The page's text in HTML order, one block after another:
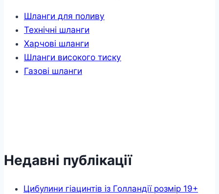
Шланги для поливу
Технічні шланги
Харчові шланги
Шланги високого тиску
Газові шланги
Недавні публікації
Цибулини гіацинтів із Голландії розмір 19+